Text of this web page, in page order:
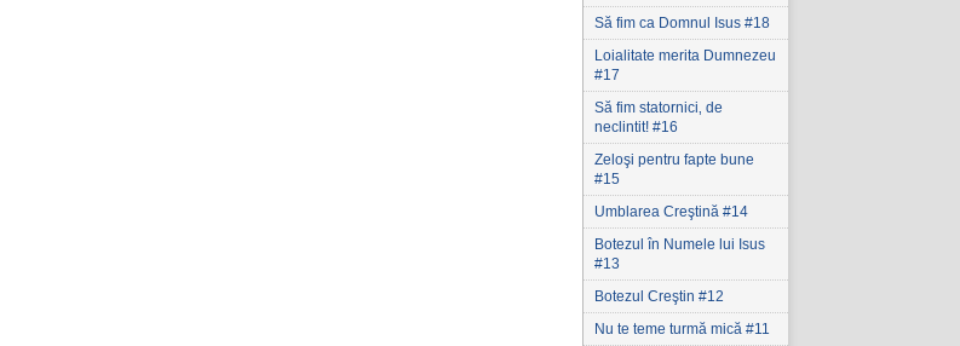
Să fim ca Domnul Isus #18
Loialitate merita Dumnezeu
#17
Să fim statornici‚ de
neclintit! #16
Zeloşi pentru fapte bune
#15
Umblarea Creştină #14
Botezul în Numele lui Isus
#13
Botezul Creştin #12
Nu te teme turmă mică #11